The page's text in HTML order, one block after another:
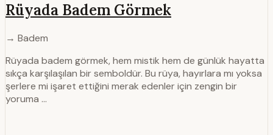
Rüyada Badem Görmek
→ Badem
Rüyada badem görmek, hem mistik hem de günlük hayatta
sıkça karşılaşılan bir semboldür. Bu rüya, hayırlara mı yoksa
şerlere mi işaret ettiğini merak edenler için zengin bir
yoruma …